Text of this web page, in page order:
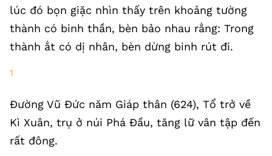
lúc đó bọn giặc nhìn thấy trên khoảng tường
thành có binh thần, bèn bảo nhau rằng: Trong
thành ắt có dị nhân, bèn dừng binh rút đi.
1
Đường Vũ Đức năm Giáp thân (624), Tổ trở về
Kì Xuân, trụ ở núi Phá Đầu, tăng lữ vân tập đến
rất đông.